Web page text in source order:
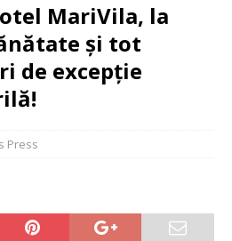
MariVila, la
şi tot
de excepţie
Press